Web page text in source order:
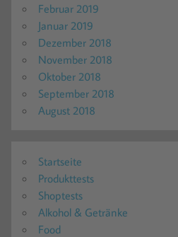
Februar 2019
Januar 2019
Dezember 2018
November 2018
Oktober 2018
September 2018
August 2018
Startseite
Produkttests
Shoptests
Alkohol & Getränke
Food